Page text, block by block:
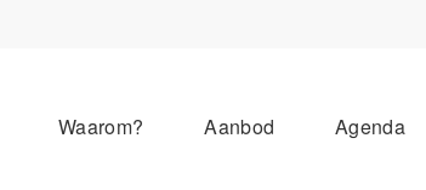
Waarom? Aanbod Agenda